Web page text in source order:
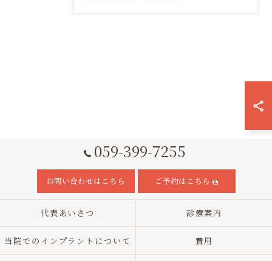
059-399-7255
お問い合わせはこちら ご予約はこちら
代表あいさつ 診療案内
当院でのインプラントについて 費用